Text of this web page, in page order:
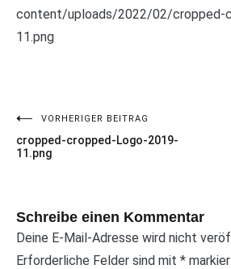
content/uploads/2022/02/cropped-
11.png
Beitragsnavigation
VORHERIGER BEITRAG
cropped-cropped-Logo-2019-
11.png
Schreibe einen Kommentar
Deine E-Mail-Adresse wird nicht
Erforderliche Felder sind mit *